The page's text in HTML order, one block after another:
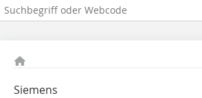
Siemens